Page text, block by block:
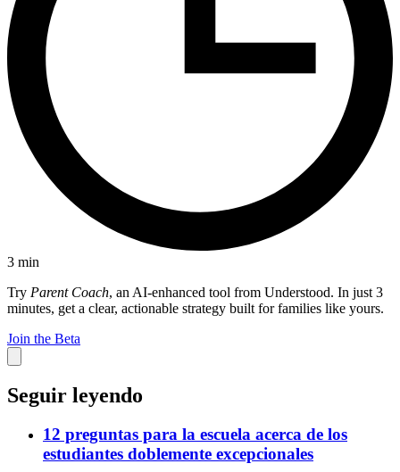
3 min
Try Parent Coach, an AI-enhanced tool from Understood. In just 3
minutes, get a clear, actionable strategy built for families like yours.
Join the Beta
Seguir leyendo
12 preguntas para la escuela acerca de los
estudiantes doblemente excepcionales